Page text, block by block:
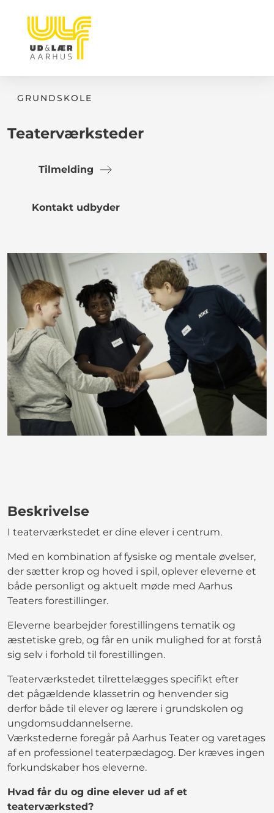
GRUNDSKOLE
Teaterværksteder
Tilmelding
Kontakt udbyder
Beskrivelse
I teaterværkstedet er dine elever i centrum.
Med en kombination af fysiske og mentale øvelser,
der sætter krop og hoved i spil, oplever eleverne et
både personligt og aktuelt møde med Aarhus
Teaters forestillinger.
Eleverne bearbejder forestillingens tematik og
æstetiske greb, og får en unik mulighed for at forstå
sig selv i forhold til forestillingen.
Teaterværkstedet tilrettelægges specifikt efter
det pågældende klassetrin og henvender sig
derfor både til elever og lærere i grundskolen og
ungdomsuddannelserne.
Værkstederne foregår på Aarhus Teater og varetages
af en professionel teaterpædagog. Der kræves ingen
forkundskaber hos eleverne.
Hvad får du og dine elever ud af et
teaterværksted?